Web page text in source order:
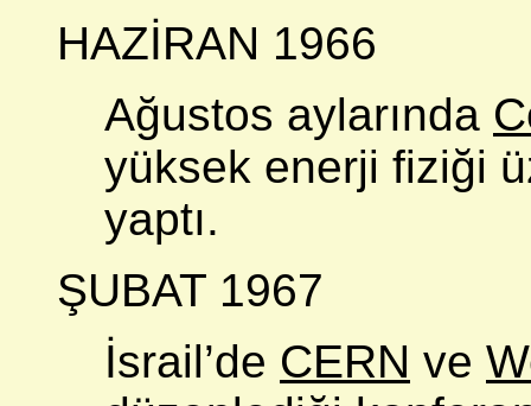
HAZİRAN 1966
Ağustos aylarında
yüksek enerji fiziği
yaptı.
ŞUBAT 1967
İsrail’de CERN ve